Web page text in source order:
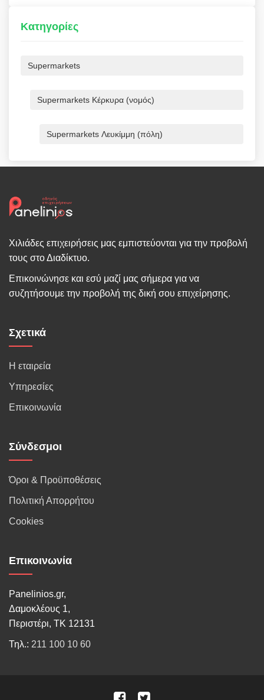
Κατηγορίες
Supermarkets
Supermarkets Κέρκυρα (νομός)
Supermarkets Λευκίμμη (πόλη)
Χιλιάδες επιχειρήσεις μας εμπιστεύονται για την προβολή
τους στο Διαδίκτυο.
Επικοινώνησε και εσύ μαζί μας σήμερα για να
συζητήσουμε την προβολή της δική σου επιχείρησης.
Σχετικά
Η εταιρεία
Υπηρεσίες
Επικοινωνία
Σύνδεσμοι
Όροι & Προϋποθέσεις
Πολιτική Απορρήτου
Cookies
Επικοινωνία
Panelinios.gr,
Δαμοκλέους 1,
Περιστέρι, ΤΚ 12131
Τηλ.: 211 100 10 60